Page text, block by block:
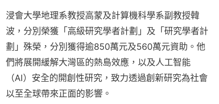
浸會大學地理系教授高蒙及計算機科學系副教授韓
波，分別榮獲「高級研究學者計劃」及「研究學者計
劃」殊榮，分別獲得逾850萬元及560萬元資助。他
們將展開緩解大灣區的熱島效應，以及人工智能
（AI）安全的開創性研究，致力透過創新研究為社會
以至全球帶來正面的影響。